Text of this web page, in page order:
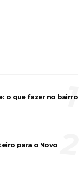
o que fazer no bairro
1
para o Novo